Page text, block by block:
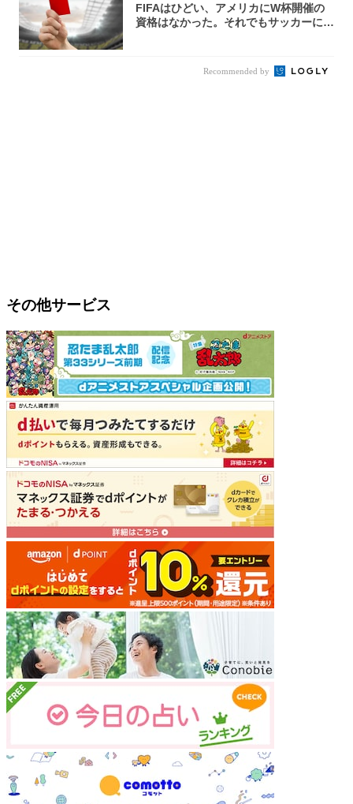
FIFAはひどい、アメリカにW杯開催の
資格はなかった。それでもサッカーには
Recommended by
その他サービス